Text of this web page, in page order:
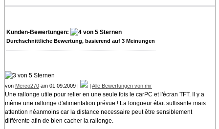
Kunden-Bewertungen:
Durchschnittliche Bewertung, basierend auf 3Meinungen
von Merco270am 01.09.2009 | | Alle Bewertungen von mir
Une rallonge utile pour relier en une seule fois le carPC et l'écran TFT. Il y a
même une rallonge d'alimentation prévue ! La longueur était suffisante mais
attention néanmoins car la distance necessaire peut être sensiblement
différente afin de bien cacher la rallonge.